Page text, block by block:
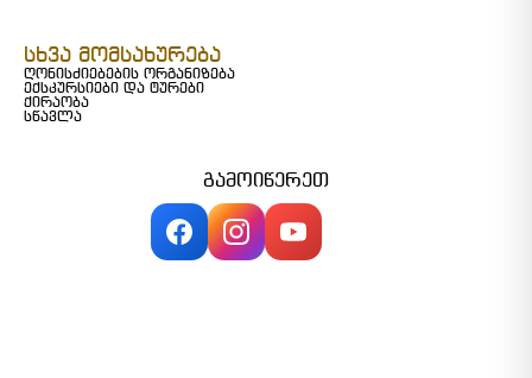
სხვა მომსახურება
ღონისძიებების ორგანიზება
ექსკურსიები და ტურები
ქირაობა
სწავლა
გამოიწერეთ